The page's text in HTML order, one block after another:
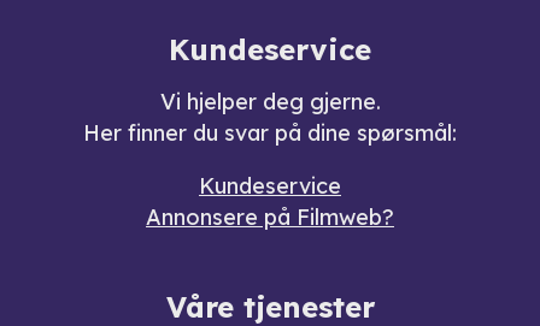
Kundeservice
Vi hjelper deg gjerne.
Her finner du svar på dine spørsmål:
Kundeservice
Annonsere på Filmweb?
Våre tjenester